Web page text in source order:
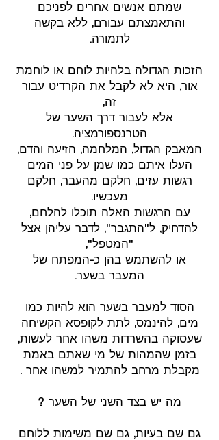
שמתם אנשים אחרים לפניכם
והתאמצתם עבורם, ללא בקשה
לתמורה.
הזכות הגדולה בלהיות לוחם או לוחמת
אור, היא לא לקבל את הקרדיט עבור
זה,
אלא לעבור דרך השער של
הטרנספורמציה.
המאבק הגדול, המלחמה, הזיעה והדם,
העלו איתם כמו שמן על פני המים
רגשות עזים, חלקם מהעבר, חלקם
מעכשיו.
עם הרגשות האלה תוכלו להלחם,
להדחיק, ל"התגבר", לדבר עליהן אצל
"המטפל",
או להשתמש בהן כ-המפתח של
המעבר בשער.
הסוד למעבר בשער הוא להיות כמו
מים, להינמס, לתת לקופסא הקשיחה
שעסוקה בהשרדות משהו אחר לעשות,
בזמן שהמהות של מי שאתם באמת
מקבלת מרחב להתמיר למשהו אחר .
מה יש בצד השני של השער ?
גם שם בעיות, גם שם משימות ללוחם